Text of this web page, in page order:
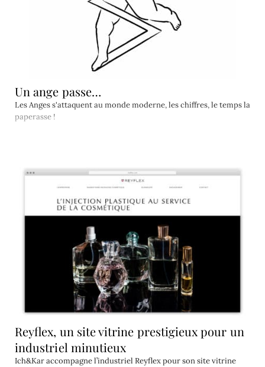
Un ange passe…
Les Anges s'attaquent au monde moderne, les chiffres, le temps la
paperasse !
Reyflex, un site vitrine prestigieux pour un
industriel minutieux
Ich&Kar accompagne l’industriel Reyflex pour son site vitrine